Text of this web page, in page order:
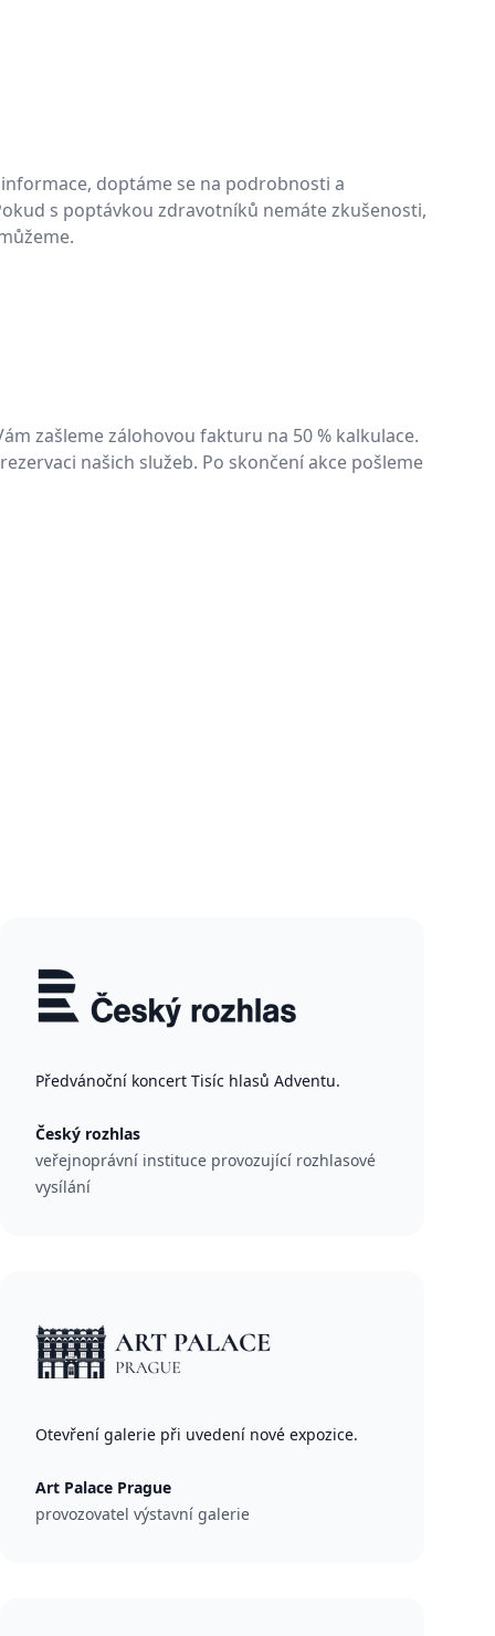
doptáme se na podrobnosti a
s poptávkou zdravotníků nemáte zkušenosti,
zašleme zálohovou fakturu na 50 % kalkulace.
našich služeb. Po skončení akce pošleme
Předvánoční koncert Tisíc hlasů Adventu.
Český rozhlas
veřejnoprávní instituce provozující rozhlasové
vysílání
Otevření galerie při uvedení nové expozice.
Art Palace Prague
provozovatel výstavní galerie